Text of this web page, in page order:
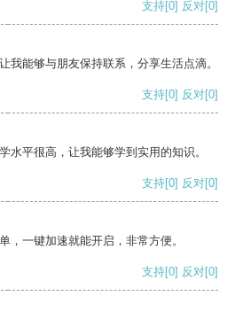
支持[0] 反对[0]
我能够与朋友保持联系，分享生活点滴。
支持[0] 反对[0]
水平很高，让我能够学到实用的知识。
支持[0] 反对[0]
，一键加速就能开启，非常方便。
支持[0] 反对[0]